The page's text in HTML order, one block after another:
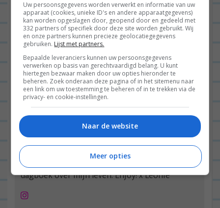
Hoi!
Welkom op mijn blog! Hier inspireer ik al sinds
2011 een heleboel mensen met simpele
avondmaaltjes en schrijf ik wekelijks een
dagboek over mijn leven. Enjoy! x Leonie
Instagram
Uw persoonsgegevens worden verwerkt en informatie van uw
apparaat (cookies, unieke ID's en andere apparaatgegevens)
kan worden opgeslagen door, geopend door en gedeeld met
332 partners of specifiek door deze site worden gebruikt. Wij
en onze partners kunnen precieze geolocatiegegevens
gebruiken. Lijst met partners.
Bepaalde leveranciers kunnen uw persoonsgegevens
verwerken op basis van gerechtvaardigd belang. U kunt
hiertegen bezwaar maken door uw opties hieronder te
beheren. Zoek onderaan deze pagina of in het sitemenu naar
een link om uw toestemming te beheren of in te trekken via de
privacy- en cookie-instellingen.
Naar de website
Meer opties